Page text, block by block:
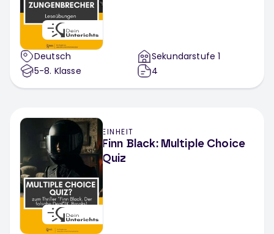
Deutsch
5-8. Klasse
Sekundarstufe 1
4
EINHEIT
Finn Black: Multiple Choice
Quiz